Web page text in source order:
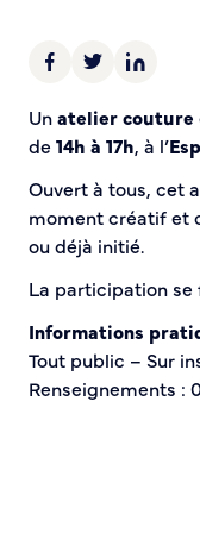
Unatelier couture
de 14h à 17h, à l’
Ouvert à tous, cet
moment créatif et
ou déjà initié.
La participation se
Informations
Tout public – Sur
Renseignements :
Pré-plainte en ligne
Tranquillité
Vidéoprotection
Aide à l’installation
Horaires pour le
Infos pratiques
Plan de Ville
Numéros
Location de salles